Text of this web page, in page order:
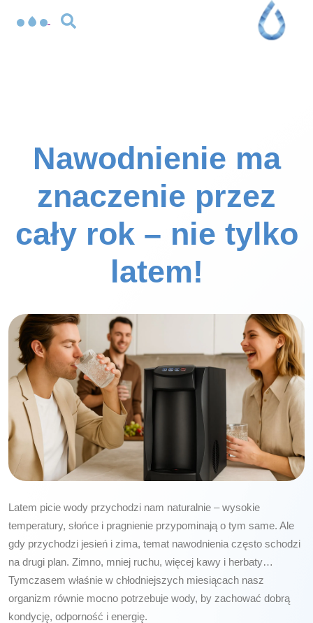
Nawodnienie ma
znaczenie przez
cały rok – nie tylko
latem!
Latem picie wody przychodzi nam naturalnie – wysokie
temperatury, słońce i pragnienie przypominają o tym same. Ale
gdy przychodzi jesień i zima, temat nawodnienia często schodzi
na drugi plan. Zimno, mniej ruchu, więcej kawy i herbaty…
Tymczasem właśnie w chłodniejszych miesiącach nasz
organizm równie mocno potrzebuje wody, by zachować dobrą
kondycję, odporność i energię.